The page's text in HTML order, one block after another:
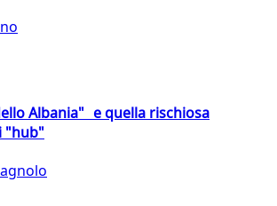
Albania" e quella rischiosa
"hub"